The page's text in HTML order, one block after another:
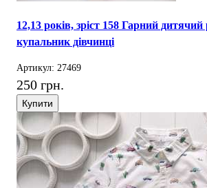
12,13 років, зріст 158 Гарний дитячий
купальник дівчинці
Артикул: 27469
250 грн.
Купити